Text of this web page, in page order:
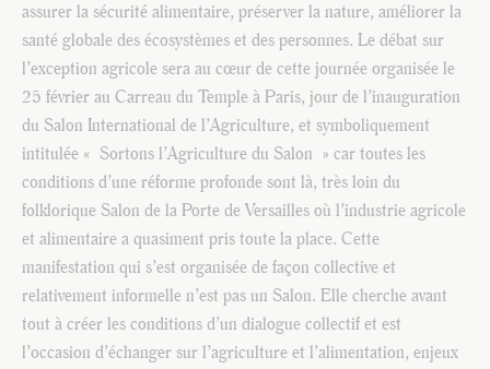
assurer la sécurité alimentaire, préserver la nature, améliorer la
santé globale des écosystèmes et des personnes. Le débat sur
l’exception agricole sera au cœur de cette journée organisée le
25 février au Carreau du Temple à Paris, jour de l’inauguration
du Salon International de l’Agriculture, et symboliquement
intitulée « Sortons l’Agriculture du Salon » car toutes les
conditions d’une réforme profonde sont là, très loin du
folklorique Salon de la Porte de Versailles où l’industrie agricole
et alimentaire a quasiment pris toute la place. Cette
manifestation qui s’est organisée de façon collective et
relativement informelle n’est pas un Salon. Elle cherche avant
tout à créer les conditions d’un dialogue collectif et est
l’occasion d’échanger sur l’agriculture et l’alimentation, enjeux